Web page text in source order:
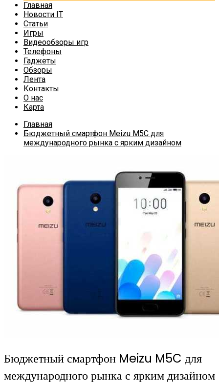
Главная
Новости IT
Статьи
Игры
Видеообзоры игр
Телефоны
Гаджеты
Обзоры
Лента
Контакты
О нас
Карта
Главная
Бюджетный смартфон Meizu M5C для
международного рынка с ярким дизайном
Бюджетный смартфон Meizu M5C для
международного рынка с ярким дизайном